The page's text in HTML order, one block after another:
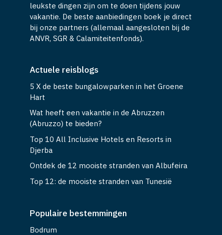
leukste dingen zijn om te doen tijdens jouw
vakantie. De beste aanbiedingen boek je direct
bij onze partners (allemaal aangesloten bij de
ANVR, SGR & Calamiteitenfonds).
Actuele reisblogs
5 X de beste bungalowparken in het Groene
Hart
Wat heeft een vakantie in de Abruzzen
(Abruzzo) te bieden?
Top 10 All Inclusive Hotels en Resorts in
Djerba
Ontdek de 12 mooiste stranden van Albufeira
Top 12: de mooiste stranden van Tunesië
Populaire bestemmingen
Bodrum